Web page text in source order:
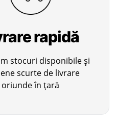
rapidă
stocuri disponibile și
scurte de livrare
oriunde în țară